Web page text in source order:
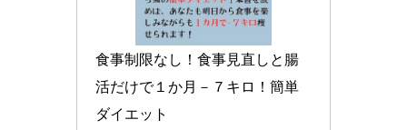
食事制限なし！食事見直しと腸
活だけで１か月－７キロ！簡単
ダイエット